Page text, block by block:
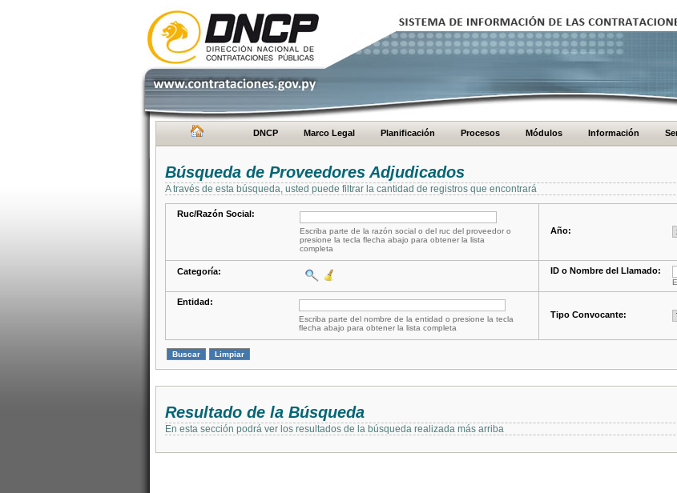
DNCP Marco Legal Planificación Procesos Módulos Información
Búsqueda de Proveedores Adjudicados
A través de esta búsqueda, usted puede filtrar la cantidad de registros que encontrará
Ruc/Razón Social:
Escriba parte de la razón social o del ruc del proveedor o
presione la tecla flecha abajo para obtener la lista
completa
Año:
Categoría: ID o Nombre del Llamado:
Entidad:
Escriba parte del nombre de la entidad o presione la tecla
flecha abajo para obtener la lista completa
Tipo Convocante:
Resultado de la Búsqueda
En esta sección podrá ver los resultados de la búsqueda realizada más arriba